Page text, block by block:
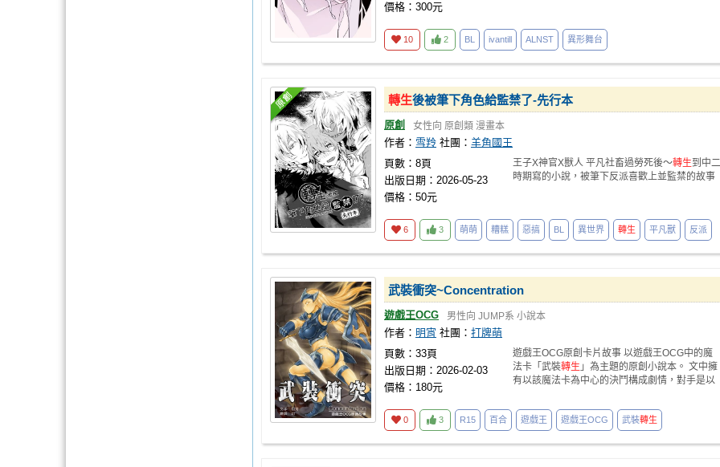
價格：300元
10 2 BL ivantill ALNST 異形舞台
轉生後被筆下角色給監禁了-先行本
原創 女性向 原創類 漫畫本
作者： 雪羚 社團： 羊角國王
頁數：8頁
出版日期：2026-05-23
價格：50元
王子X神官X獸人 平凡社畜過勞死後～轉生到中二
時期寫的小說，被筆下反派喜歡上並監禁的故事
6 3 萌萌 糟糕 惡搞 BL 異世界 轉生 平凡獸 反派
武裝衝突~Concentration
遊戲王OCG 男性向 JUMP系 小說本
作者： 明宵 社團： 打牌萌
頁數：33頁
出版日期：2026-02-03
價格：180元
遊戲王OCG原創卡片故事 以遊戲王OCG中的魔
法卡「武裝轉生 」為主題的原創小說本。 文中擁
有以該魔法卡為中心的決鬥構成劇情，對手是以
0 3 R15 百合 遊戲王 遊戲王OCG 武裝轉生